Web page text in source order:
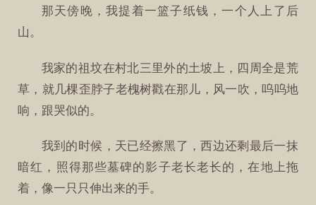
那天傍晚，我提着一篮子纸钱，一个人上了后
山。
我家的祖坟在村北三里外的土坡上，四周全是荒
草，就几棵歪脖子老槐树戳在那儿，风一吹，呜呜地
响，跟哭似的。
我到的时候，天已经擦黑了，西边还剩最后一抹
暗红，照得那些墓碑的影子老长老长的，在地上拖
着，像一只只伸出来的手。